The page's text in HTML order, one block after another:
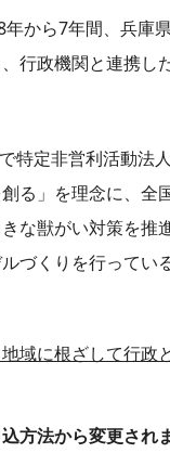
から7年間、兵庫
行政機関と連携し
特定非営利活動法
る」を理念に、全
な獣がい対策を推
づくりを行っている
域に根ざして行
方法から変更され